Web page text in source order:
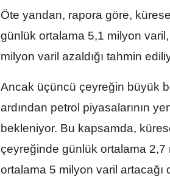
Öte yandan, rapora göre,
günlük ortalama 5,1 milyon
milyon varil azaldığı tahmin
Ancak üçüncü çeyreğin büyük
ardından petrol piyasalarının
bekleniyor. Bu kapsamda,
çeyreğinde günlük ortalama
ortalama 5 milyon varil artacağı